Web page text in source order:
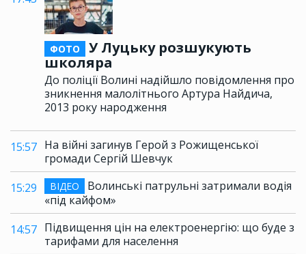
ФОТО
У Луцьку розшукують
школяра
До поліції Волині надійшло повідомлення про
зникнення малолітнього Артура Найдича,
2013 року народження
15:57 На війні загинув Герой з Рожищенської
громади Сергій Шевчук
15:29
ВІДЕО
Волинські патрульні затримали водія
«під кайфом»
14:57 Підвищення цін на електроенергію: що буде з
тарифами для населення